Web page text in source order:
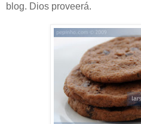
blog. Dios proveerá.